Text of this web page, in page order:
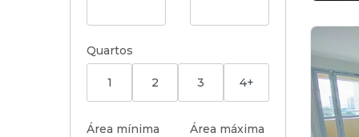
Quartos
1 2 3 4+
Área mínima Área máxima